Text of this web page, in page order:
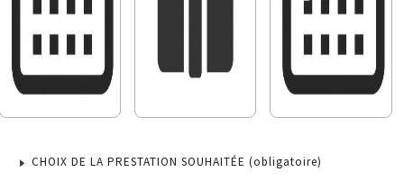
CHOIX DE LA PRESTATION SOUHAITÉE(obligatoire)